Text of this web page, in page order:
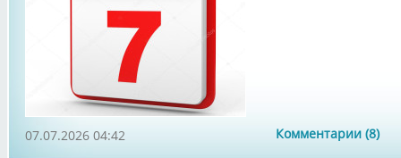
Комментарии (8)
07.07.2026 04:42